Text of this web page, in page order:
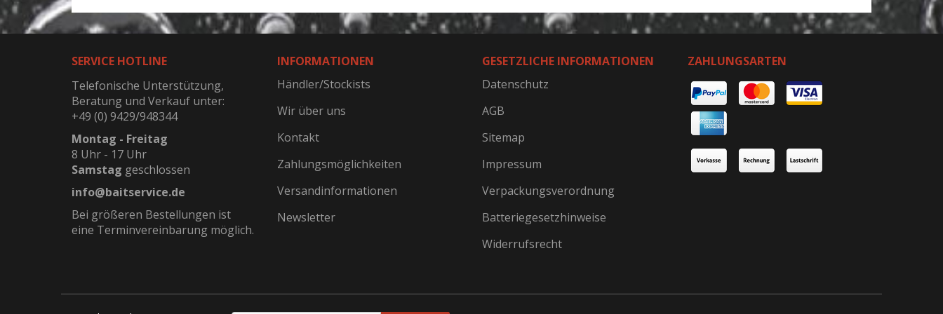
SERVICE HOTLINE
Telefonische Unterstützung,
Beratung und Verkauf unter:
+49 (0) 9429/948344
Montag - Freitag
8 Uhr - 17 Uhr
Samstag geschlossen
info@baitservice.de
Bei größeren Bestellungen ist
eine Terminvereinbarung möglich.
INFORMATIONEN
Händler/Stockists
Wir über uns
Kontakt
Zahlungsmöglichkeiten
Versandinformationen
Newsletter
GESETZLICHE INFORMATIONEN
Datenschutz
AGB
Sitemap
Impressum
Verpackungsverordnung
Batteriegesetzhinweise
Widerrufsrecht
ZAHLUNGSARTEN